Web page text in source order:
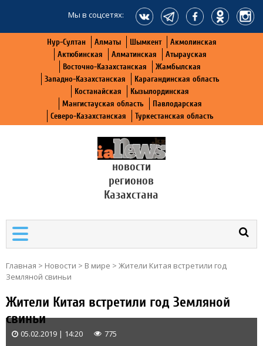
Мы в соцсетях:
Нур-Султан Алматы Шымкент
Акмолинская
Актюбинская
Алматинская
Атырауская
Восточно-Казахстанская
Жамбылская
Западно-Казахстанская
Карагандинская область
Костанайская
Кызылординская
Мангистауская область
Павлодарская
Северо-Казахстанская
Туркестанская область
новости
регионов
Казахстана
Главная > Новости > В мире > Жители Китая встретили год
Земляной свиньи
Жители Китая встретили год Земляной
свиньи
05.02.2019 | 14:20 775